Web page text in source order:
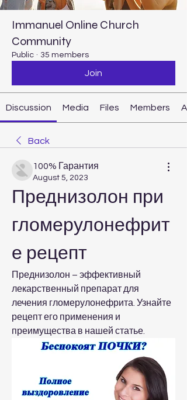
Immanuel Online Church
Community
Public · 35 members
Join
Discussion Media Files Members
Back
100% Гарантия
August 5, 2023
Преднизолон при
гломерулонефрит
е рецепт
Преднизолон – эффективный
лекарственный препарат для
лечения гломерулонефрита. Узнайте
рецепт его применения и
преимущества в нашей статье.